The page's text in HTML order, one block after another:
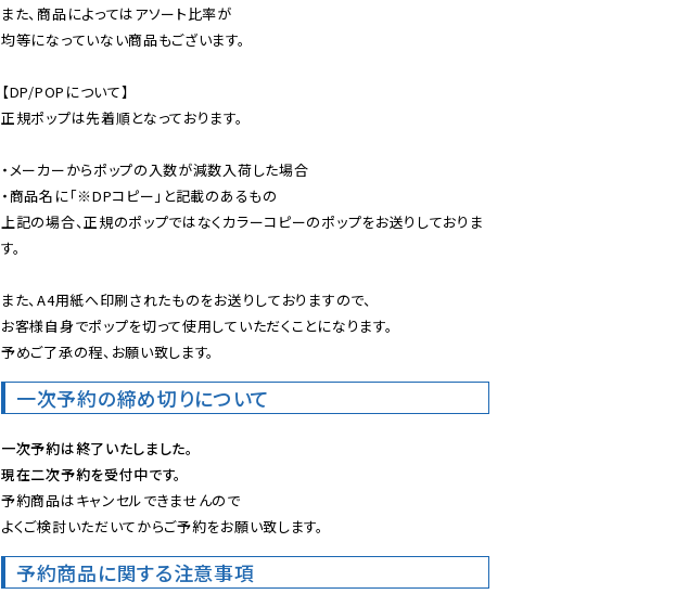
また、商品によってはアソート比率が
均等になっていない商品もございます。
【DP/POPについて】
正規ポップは先着順となっております。
・メーカーからポップの入数が減数入荷した場合
・商品名に「※DPコピー」と記載のあるもの
上記の場合、正規のポップではなくカラーコピーのポップをお送りしておりま
す。
また、A4用紙へ印刷されたものをお送りしておりますので、
お客様自身でポップを切って使用していただくことになります。
予めご了承の程、お願い致します。
一次予約の締め切りについて
一次予約は終了いたしました。
現在二次予約を受付中です。
予約商品はキャンセルできませんので
よくご検討いただいてからご予約をお願い致します。
予約商品に関する注意事項